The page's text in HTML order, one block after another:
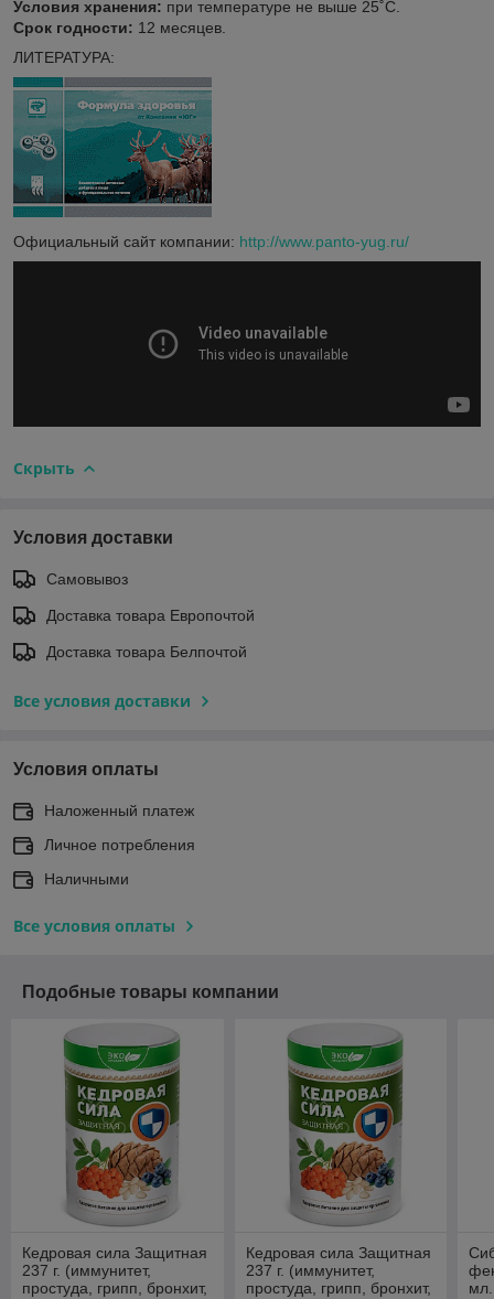
Условия хранения: при температуре не выше 25˚С.
Срок годности: 12 месяцев.
ЛИТЕРАТУРА:
Официальный сайт компании: http://www.panto-yug.ru/
Скрыть
Условия доставки
Самовывоз
Доставка товара Европочтой
Доставка товара Белпочтой
Все условия доставки
Условия оплаты
Наложенный платеж
Личное потребления
Наличными
Все условия оплаты
Подобные товары компании
Кедровая сила Защитная
237 г. (иммунитет,
простуда, грипп, бронхит,
Кедровая сила Защитная
237 г. (иммунитет,
простуда, грипп, бронхит,